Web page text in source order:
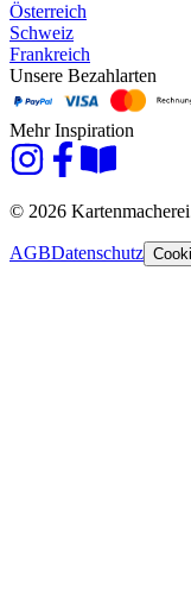
Österreich
Schweiz
Frankreich
Unsere Bezahlarten
Mehr Inspiration
© 2026
AGBDatenschutz